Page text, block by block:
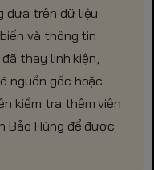
dựa trên dữ liệu
và thông tin
thay linh kiện,
nguồn gốc hoặc
kiểm tra thêm viên
Bảo Hùng để được